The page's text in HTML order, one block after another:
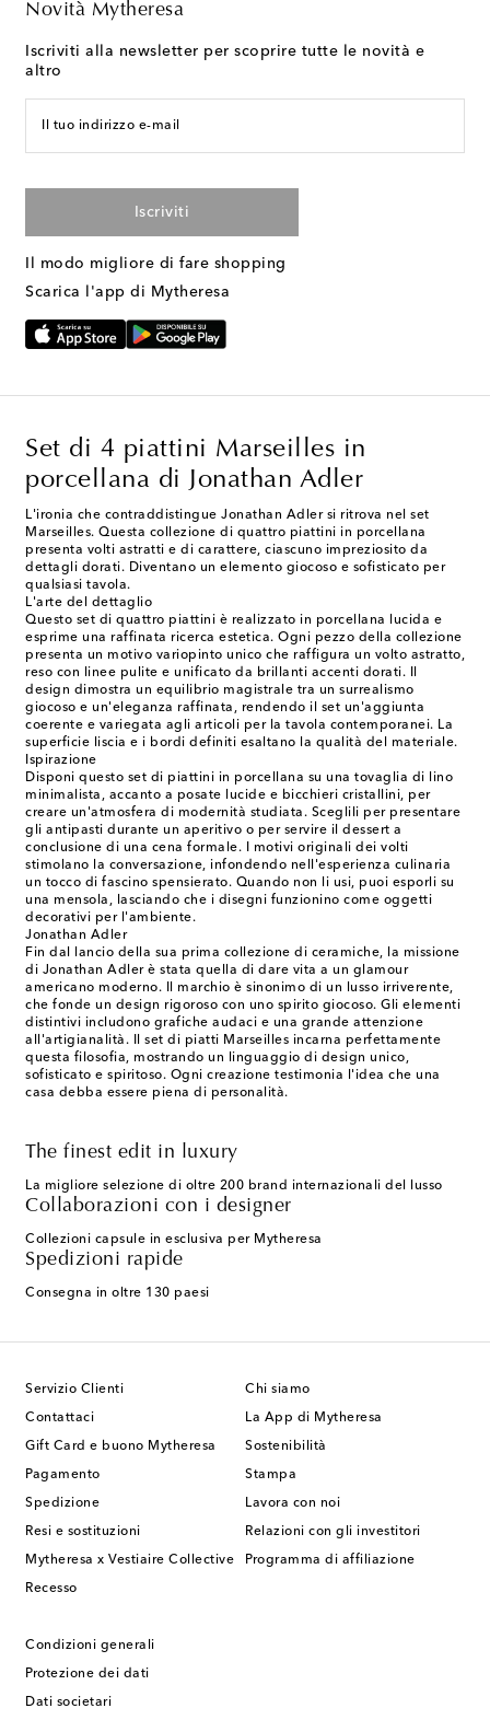
Novità Mytheresa
Iscriviti alla newsletter per scoprire tutte le novità e
altro
Il tuo indirizzo e-mail
Iscriviti
Il modo migliore di fare shopping
Scarica l'app di Mytheresa
Set di 4 piattini Marseilles in
porcellana di Jonathan Adler
L'ironia che contraddistingue Jonathan Adler si ritrova nel set
Marseilles. Questa collezione di quattro piattini in porcellana
presenta volti astratti e di carattere, ciascuno impreziosito da
dettagli dorati. Diventano un elemento giocoso e sofisticato per
qualsiasi tavola.
L'arte del dettaglio
Questo set di quattro piattini è realizzato in porcellana lucida e
esprime una raffinata ricerca estetica. Ogni pezzo della collezione
presenta un motivo variopinto unico che raffigura un volto astratto,
reso con linee pulite e unificato da brillanti accenti dorati. Il
design dimostra un equilibrio magistrale tra un surrealismo
giocoso e un'eleganza raffinata, rendendo il set un'aggiunta
coerente e variegata agli articoli per la tavola contemporanei. La
superficie liscia e i bordi definiti esaltano la qualità del materiale.
Ispirazione
Disponi questo set di piattini in porcellana su una tovaglia di lino
minimalista, accanto a posate lucide e bicchieri cristallini, per
creare un'atmosfera di modernità studiata. Sceglili per presentare
gli antipasti durante un aperitivo o per servire il dessert a
conclusione di una cena formale. I motivi originali dei volti
stimolano la conversazione, infondendo nell'esperienza culinaria
un tocco di fascino spensierato. Quando non li usi, puoi esporli su
una mensola, lasciando che i disegni funzionino come oggetti
decorativi per l'ambiente.
Jonathan Adler
Fin dal lancio della sua prima collezione di ceramiche, la missione
di Jonathan Adler è stata quella di dare vita a un glamour
americano moderno. Il marchio è sinonimo di un lusso irriverente,
che fonde un design rigoroso con uno spirito giocoso. Gli elementi
distintivi includono grafiche audaci e una grande attenzione
all'artigianalità. Il set di piatti Marseilles incarna perfettamente
questa filosofia, mostrando un linguaggio di design unico,
sofisticato e spiritoso. Ogni creazione testimonia l'idea che una
casa debba essere piena di personalità.
The finest edit in luxury
La migliore selezione di oltre 200 brand internazionali del lusso
Collaborazioni con i designer
Collezioni capsule in esclusiva per Mytheresa
Spedizioni rapide
Consegna in oltre 130 paesi
Servizio Clienti
Contattaci
Gift Card e buono Mytheresa
Pagamento
Spedizione
Resi e sostituzioni
Mytheresa x Vestiaire Collective
Recesso
Chi siamo
La App di Mytheresa
Sostenibilità
Stampa
Lavora con noi
Relazioni con gli investitori
Programma di affiliazione
Condizioni generali
Protezione dei dati
Dati societari